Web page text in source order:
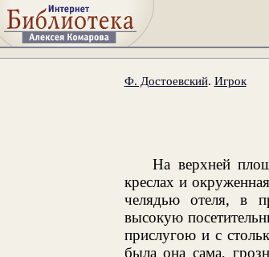
Ф. Достоевский. Игрок
На верхней
креслах и
челядью отеля, в
высокую
прислугою и с
была она сама,